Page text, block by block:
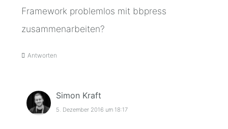
Framework problemlos mit bbpress
zusammenarbeiten?
Antworten
Simon Kraft
5. Dezember 2016 um 18:17